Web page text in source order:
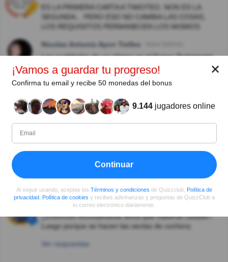
ES LA PRIMERA CARTA A TIMOTEO, NON ES LA
SEGUNDA... PERO ESO NO CAMBIA LAS COSAS,
LOS REQUISITOS PERMANECEN LOS MISMOS
Nicolas Antonio Ayon Trelles
Las cualidades de un obispo en el Nuevo Testamento
Es muy cierta esta afirmación: «El que aspira a presidir
la comunidad, desea ejercer una noble función». Por
eso, el que preside debe ser un hombre irreprochable,
ordenado, hospitalario y apto para la enseñanza.
Jose Baquerizo Hace 5año(s)
Angel Palacios Zea Hace 5año(s)
¿Entonces forzosamente tenía que haberse casado?
Luego porque se hacen las sectas de cochera.
Ver respuestas
✕
¡Vamos a guardar tu progreso!
Confirma tu email y recibe 50 monedas del bonus
9.144 jugadores online
Continuar
Al seguir usando, aceptas los Términos y condiciones de Quizzclub, Política de
privacidad, Política de cookies y recibes adivinanzas y preguntas de QuizzClub a
tu correo electrónico diariamente.